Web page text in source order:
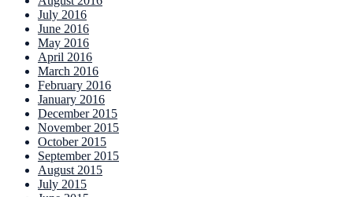
July 2016
June 2016
May 2016
April 2016
March 2016
February 2016
January 2016
December 2015
November 2015
October 2015
September 2015
August 2015
July 2015